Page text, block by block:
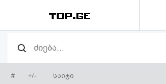
რეიტინგი
(მთავარი)
# +/- საიტი